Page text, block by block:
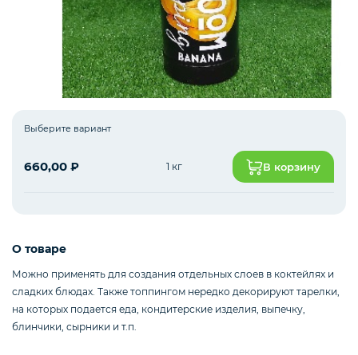
Рыба красная с/м
Филе
Выберите вариант
660,00 ₽ 1 кг В корзину
О товаре
Можно применять для создания отдельных слоев в коктейлях и
сладких блюдах. Также топпингом нередко декорируют тарелки,
на которых подается еда, кондитерские изделия, выпечку,
блинчики, сырники и т.п.